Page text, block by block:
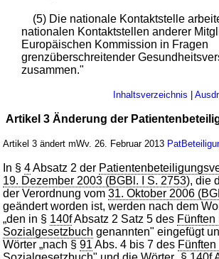
(5) Die nationale Kontaktstelle
nationalen Kontaktstellen anderer
Europäischen Kommission in Fragen
grenzüberschreitender
zusammen."
Inhaltsverzeichnis |
Artikel 3 Änderung der
Artikel 3 ändert mWv. 26. Februar 2013
In §4Absatz 2 der
19. Dezember 2003 (BGBl. I S. 2753), die
der Verordnung vom31. Oktober 2006
geändert worden ist, werden nach dem
„den in § 140fAbsatz 2 Satz 5 des Fünften
Sozialgesetzbuch genannten" eingefügt
Wörter „nach §91 Abs. 4 bis 7 des